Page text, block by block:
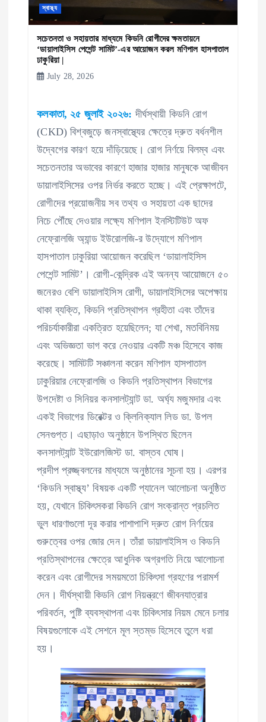
o
স্বাস্থ্য
সচেতনতা ও সহায়তার মাধ্যমে কিডনি রোগীদের ক্ষমতায়নে
‘ডায়ালাইসিস পেশেন্ট সামিট’-এর আয়োজন করল মণিপাল হাসপাতাল
ঢাকুরিয়া |
July 28, 2026
কলকাতা, ২৫ জুলাই ২০২৬: দীর্ঘস্থায়ী কিডনি রোগ
(CKD) বিশ্বজুড়ে জনস্বাস্থ্যের ক্ষেত্রে দ্রুত বর্ধনশীল
উদ্বেগের কারণ হয়ে দাঁড়িয়েছে। রোগ নির্ণয়ে বিলম্ব এবং
সচেতনতার অভাবের কারণে হাজার হাজার মানুষকে আজীবন
ডায়ালাইসিসের ওপর নির্ভর করতে হচ্ছে। এই প্রেক্ষাপটে,
রোগীদের প্রয়োজনীয় সব তথ্য ও সহায়তা এক ছাদের
নিচে পৌঁছে দেওয়ার লক্ষ্যে মণিপাল ইনস্টিটিউট অফ
নেফ্রোলজি অ্যান্ড ইউরোলজি-র উদ্যোগে মণিপাল
হাসপাতাল ঢাকুরিয়া আয়োজন করেছিল ‘ডায়ালাইসিস
পেশেন্ট সামিট’। রোগী-কেন্দ্রিক এই অনন্য আয়োজনে ৫০
জনেরও বেশি ডায়ালাইসিস রোগী, ডায়ালাইসিসের অপেক্ষায়
থাকা ব্যক্তি, কিডনি প্রতিস্থাপন গ্রহীতা এবং তাঁদের
পরিচর্যাকারীরা একত্রিত হয়েছিলেন; যা শেখা, মতবিনিময়
এবং অভিজ্ঞতা ভাগ করে নেওয়ার একটি মঞ্চ হিসেবে কাজ
করেছে। সামিটটি সঞ্চালনা করেন মণিপাল হাসপাতাল
ঢাকুরিয়ার নেফ্রোলজি ও কিডনি প্রতিস্থাপন বিভাগের
উপদেষ্টা ও সিনিয়র কনসালট্যান্ট ডা. অর্ঘ্য মজুমদার এবং
একই বিভাগের ডিরেক্টর ও ক্লিনিক্যাল লিড ডা. উপল
সেনগুপ্ত। এছাড়াও অনুষ্ঠানে উপস্থিত ছিলেন
কনসালট্যান্ট ইউরোলজিস্ট ডা. বাস্তব ঘোষ।
প্রদীপ প্রজ্জ্বলনের মাধ্যমে অনুষ্ঠানের সূচনা হয়। এরপর
‘কিডনি স্বাস্থ্য’ বিষয়ক একটি প্যানেল আলোচনা অনুষ্ঠিত
হয়, যেখানে চিকিৎসকরা কিডনি রোগ সংক্রান্ত প্রচলিত
ভুল ধারণাগুলো দূর করার পাশাপাশি দ্রুত রোগ নির্ণয়ের
গুরুত্বের ওপর জোর দেন। তাঁরা ডায়ালাইসিস ও কিডনি
প্রতিস্থাপনের ক্ষেত্রে আধুনিক অগ্রগতি নিয়ে আলোচনা
করেন এবং রোগীদের সময়মতো চিকিৎসা গ্রহণের পরামর্শ
দেন। দীর্ঘস্থায়ী কিডনি রোগ নিয়ন্ত্রণে জীবনযাত্রার
পরিবর্তন, পুষ্টি ব্যবস্থাপনা এবং চিকিৎসার নিয়ম মেনে চলার
বিষয়গুলোকে এই সেশনে মূল স্তম্ভ হিসেবে তুলে ধরা
হয়।